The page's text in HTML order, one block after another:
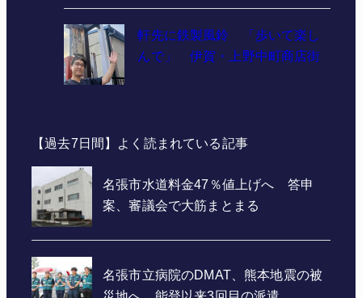
軒先に鉄製風鈴 「歩いて楽し
んで」 伊賀・上野中町商店街
【過去7日間】よく読まれている記事